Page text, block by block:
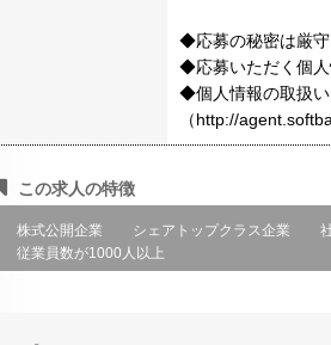
◆応募の秘密は厳守
◆応募いただく個人
◆個人情報の取扱
（http://
この求人の特徴
株式公開企業 シェアトップクラス企業
従業員数が1000人以上